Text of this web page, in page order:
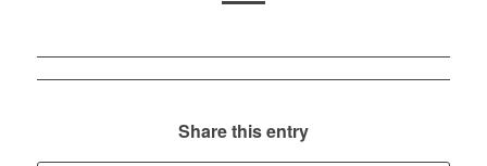
Share this entry